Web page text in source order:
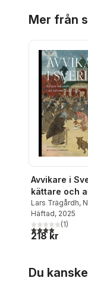
Mer från
Avvikare i
kättare och
normbrytare
extrema
Lars Trägårdh,
Shachar ,Torsten
Pettersson
Håkan Lindgren
Barrling
Häftad, 2025
4,0utav 5(1)
218 kr
Du